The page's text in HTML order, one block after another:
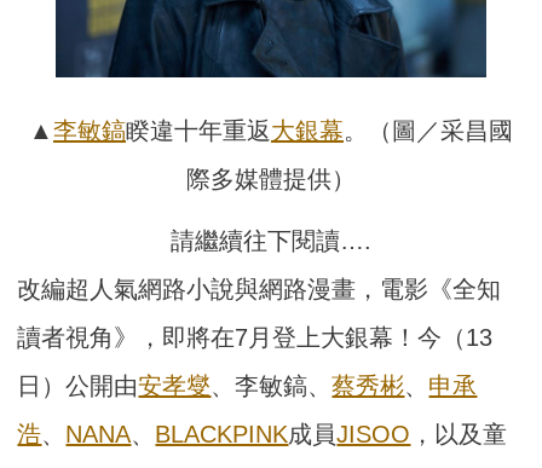
▲李敏鎬睽違十年重返大銀幕。（圖／采昌國
際多媒體提供）
請繼續往下閱讀….
改編超人氣網路小說與網路漫畫，電影《全知
讀者視角》，即將在7月登上大銀幕！今（13
日）公開由安孝燮、李敏鎬、蔡秀彬、 申承
浩、 NANA、 BLACKPINK成員JISOO ，以及童